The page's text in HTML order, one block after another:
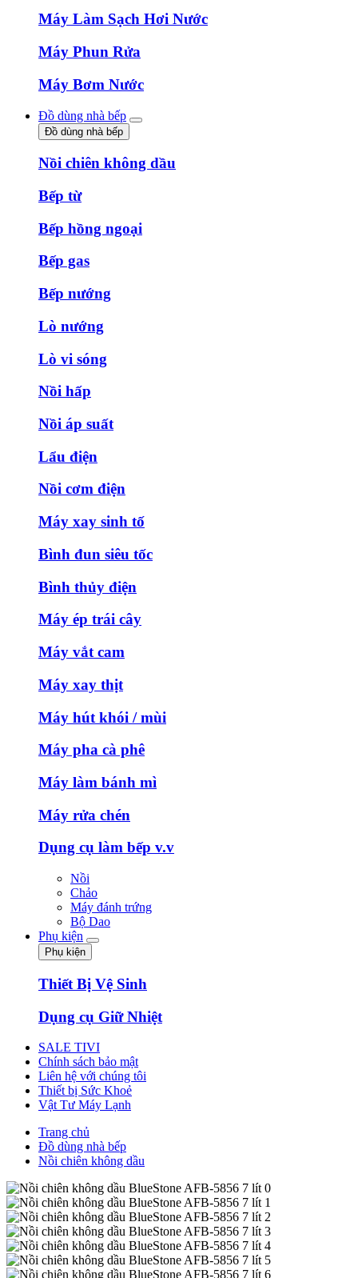
Máy Làm Sạch Hơi Nước
Máy Phun Rửa
Máy Bơm Nước
Đồ dùng nhà bếp
Đồ dùng nhà bếp
Nồi chiên không dầu
Bếp từ
Bếp hồng ngoại
Bếp gas
Bếp nướng
Lò nướng
Lò vi sóng
Nồi hấp
Nồi áp suất
Lẩu điện
Nồi cơm điện
Máy xay sinh tố
Bình đun siêu tốc
Bình thủy điện
Máy ép trái cây
Máy vắt cam
Máy xay thịt
Máy hút khói / mùi
Máy pha cà phê
Máy làm bánh mì
Máy rửa chén
Dụng cụ làm bếp v.v
Nồi
Chảo
Máy đánh trứng
Bộ Dao
Phụ kiện
Phụ kiện
Thiết Bị Vệ Sinh
Dụng cụ Giữ Nhiệt
SALE TIVI
Chính sách bảo mật
Liên hệ với chúng tôi
Thiết bị Sức Khoẻ
Vật Tư Máy Lạnh
Trang chủ
Đồ dùng nhà bếp
Nồi chiên không dầu